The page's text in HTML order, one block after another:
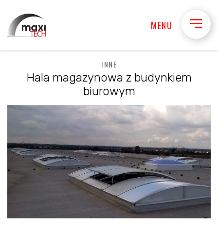
MENU
INNE
Hala magazynowa z budynkiem
biurowym